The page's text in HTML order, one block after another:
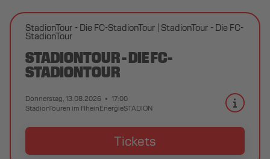
StadionTour - Die FC-StadionTour StadionTour - Die FC-
StadionTour
STADIONTOUR - DIE FC-
STADIONTOUR
Donnerstag, 13.08.2026
17:00
StadionTouren im RheinEnergieSTADION
Tickets